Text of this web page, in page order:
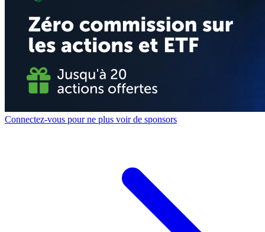
Connectez-vous pour ne plus voir de sponsors